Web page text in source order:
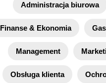
Administracja biurowa
Finanse & Ekonomia
Management
Obsługa klienta